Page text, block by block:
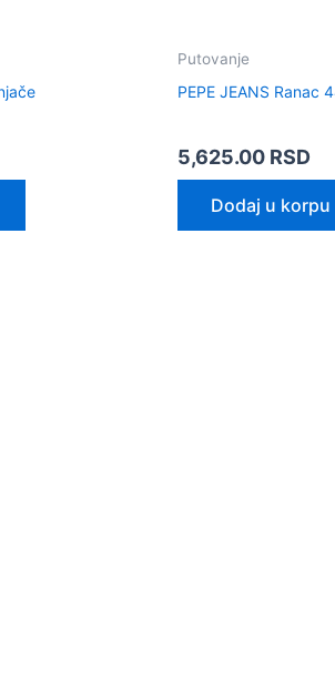
Putovanje
PEPE JEANS Ranac
5,625.00 RSD
Dodaj u korpu